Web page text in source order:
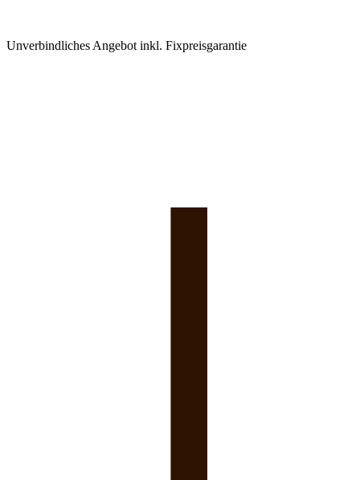
Unverbindliches Angebot inkl. Fixpreisgarantie